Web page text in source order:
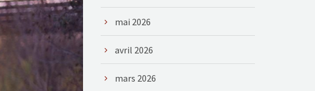
mai 2026
avril 2026
mars 2026